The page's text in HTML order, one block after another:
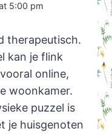
5:00 pm
therapeutisch.
kan je flink
online,
woonkamer.
puzzel is
je huisgenoten